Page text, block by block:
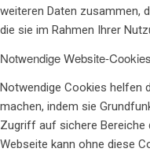
weiteren Daten zusammen,
die sie im Rahmen Ihrer
Notwendige Website-Cookies
Notwendige Cookies helfen
machen, indem sie
Zugriff auf sichere Bereiche
Webseite kann ohne diese